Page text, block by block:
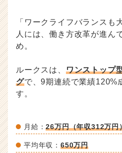
「ワークライフバランスも
人には、働き方改革が進ん
め。
ルークスは、 ワンストップ
グで、9期連続で業績120%
す。
月給：26万円（年収312万円
平均年収： 650万円